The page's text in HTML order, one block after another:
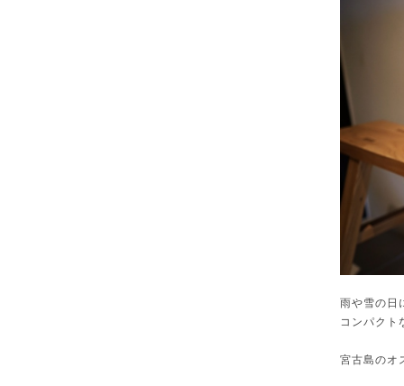
雨や雪の日
コンパクト
宮古島のオ